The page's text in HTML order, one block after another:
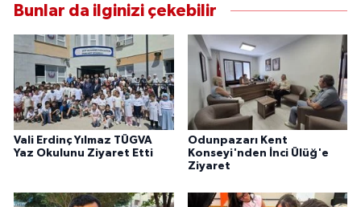
Bunlar da ilginizi çekebilir
Vali Erdinç Yılmaz TÜGVA
Yaz Okulunu Ziyaret Etti
Odunpazarı Kent
Konseyi'nden İnci Ülüğ'e
Ziyaret